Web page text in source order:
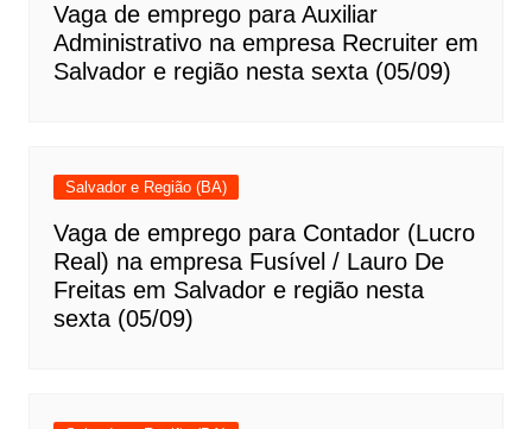
Vaga de emprego para Auxiliar
Administrativo na empresa Recruiter em
Salvador e região nesta sexta (05/09)
Salvador e Região (BA)
Vaga de emprego para Contador (Lucro
Real) na empresa Fusível / Lauro De
Freitas em Salvador e região nesta
sexta (05/09)